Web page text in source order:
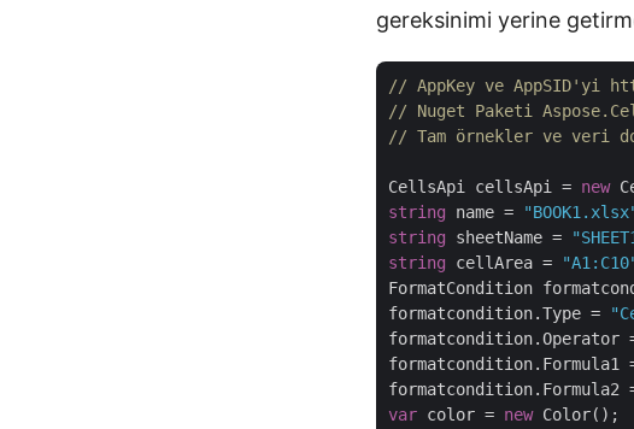
gereksinimi yerine
// AppKey ve AppSID'yi
// Nuget Paketi
// Tam örnekler ve veri
CellsApi cellsApi = new
string name =
string sheetName =
string cellArea =
FormatCondition
formatcondition.Type =
formatcondition.Operator
formatcondition.Formula1
formatcondition.Formula2
var color = new Color();